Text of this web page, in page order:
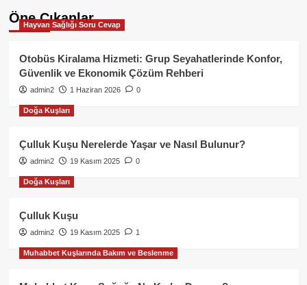
Öne Çıkanlar
Hayvan Sağlığı Soru Cevap
Otobüs Kiralama Hizmeti: Grup Seyahatlerinde Konfor,
Güvenlik ve Ekonomik Çözüm Rehberi
admin2 1 Haziran 2026 0
Doğa Kuşları
Çulluk Kuşu Nerelerde Yaşar ve Nasıl Bulunur?
admin2 19 Kasım 2025 0
Doğa Kuşları
Çulluk Kuşu
admin2 19 Kasım 2025 1
Muhabbet Kuşlarında Bakım ve Beslenme